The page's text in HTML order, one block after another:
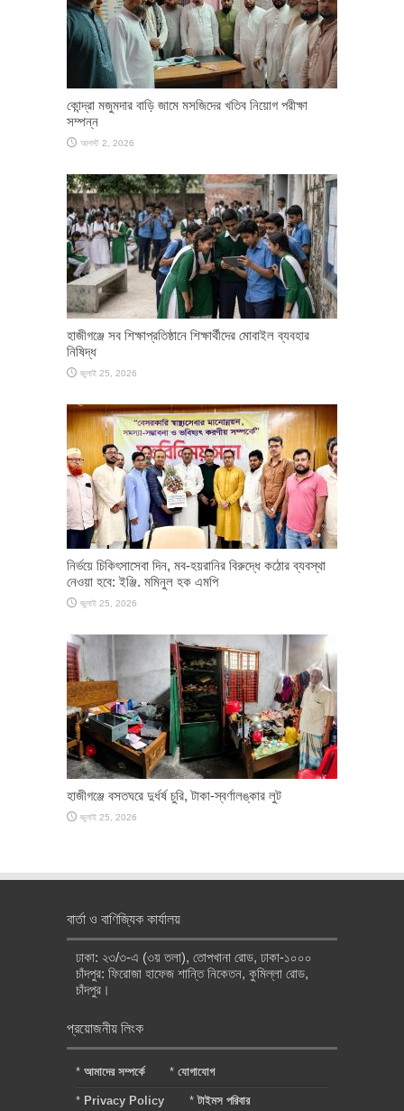
কোন্দ্রা মজুমদার বাড়ি জামে মসজিদের খতিব নিয়োগ পরীক্ষা
সম্পন্ন
আগস্ট 2, 2026
হাজীগঞ্জে সব শিক্ষাপ্রতিষ্ঠানে শিক্ষার্থীদের মোবাইল ব্যবহার
নিষিদ্ধ
জুলাই 25, 2026
নির্ভয়ে চিকিৎসাসেবা দিন, মব-হয়রানির বিরুদ্ধে কঠোর ব্যবস্থা
নেওয়া হবে: ইঞ্জি. মমিনুল হক এমপি
জুলাই 25, 2026
হাজীগঞ্জে বসতঘরে দুর্ধর্ষ চুরি, টাকা-স্বর্ণালঙ্কার লুট
জুলাই 25, 2026
বার্তা ও বাণিজ্যিক কার্যালয়
ঢাকা: ২৩/৩-এ (৩য় তলা), তোপখানা রোড, ঢাকা-১০০০
চাঁদপুর: ফিরোজা হাফেজ শান্তি নিকেতন, কুমিল্লা রোড,
চাঁদপুর।
প্রয়োজনীয় লিংক
* আমাদের সম্পর্কে * যোগাযোগ
* Privacy Policy *টাইমস পরিবার